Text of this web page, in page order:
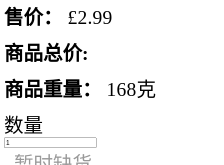
售价：
£2.99
商品总价:
商品重量：
168克
数量